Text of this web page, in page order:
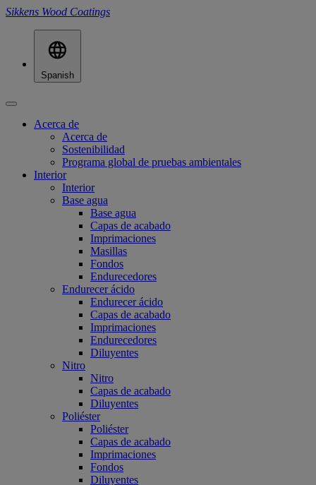
Sikkens Wood Coatings
Spanish
Acerca de
Acerca de
Sostenibilidad
Programa global de pruebas ambientales
Interior
Interior
Base agua
Base agua
Capas de acabado
Imprimaciones
Masillas
Fondos
Endurecedores
Endurecer ácido
Endurecer ácido
Capas de acabado
Imprimaciones
Endurecedores
Diluyentes
Nitro
Nitro
Capas de acabado
Diluyentes
Poliéster
Poliéster
Capas de acabado
Imprimaciones
Fondos
Diluyentes